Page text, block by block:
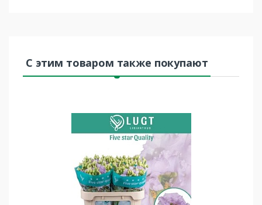
С этим товаром также покупают